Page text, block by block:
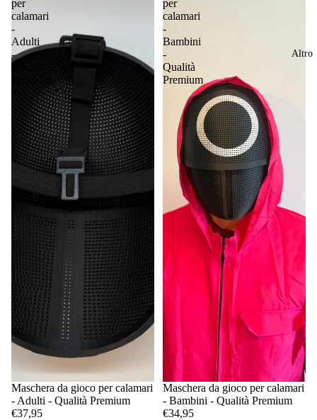
Altro
per
calamari
-
Adulti
-
Qualità
Premium
Maschera da gioco per calamari
- Adulti - Qualità Premium
€37,95
per
calamari
-
Bambini
-
Qualità
Premium
Maschera da gioco per calamari
- Bambini - Qualità Premium
€34,95